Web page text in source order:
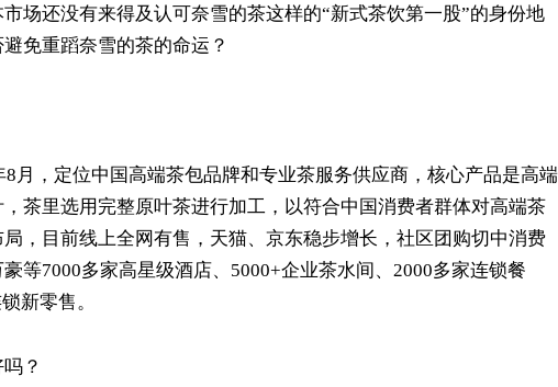
场还没有来得及认可奈雪的茶这样的“新式茶饮第一股”的身份地
免重蹈奈雪的茶的命运？
月，定位中国高端茶包品牌和专业茶服务供应商，核心产品是高端
茶里选用完整原叶茶进行加工，以符合中国消费者群体对高端茶
，目前线上全网有售，天猫、京东稳步增长，社区团购切中消费
等7000多家高星级酒店、5000+企业茶水间、2000多家连锁餐
新零售。
？